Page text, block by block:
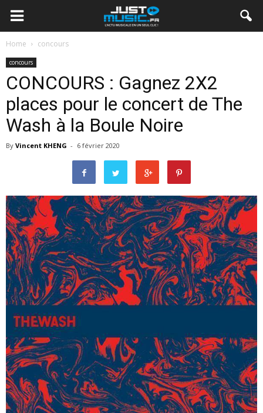
Home concours
concours
CONCOURS : Gagnez 2X2
places pour le concert de The
Wash à la Boule Noire
By Vincent KHENG - 6 février 2020